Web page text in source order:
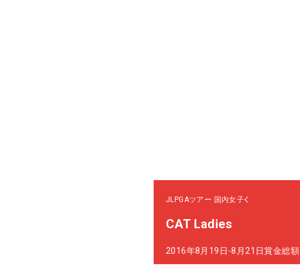
JLPGAツアー 国内女子
CAT Ladies
2016年8月19日-8月21日賞金総額